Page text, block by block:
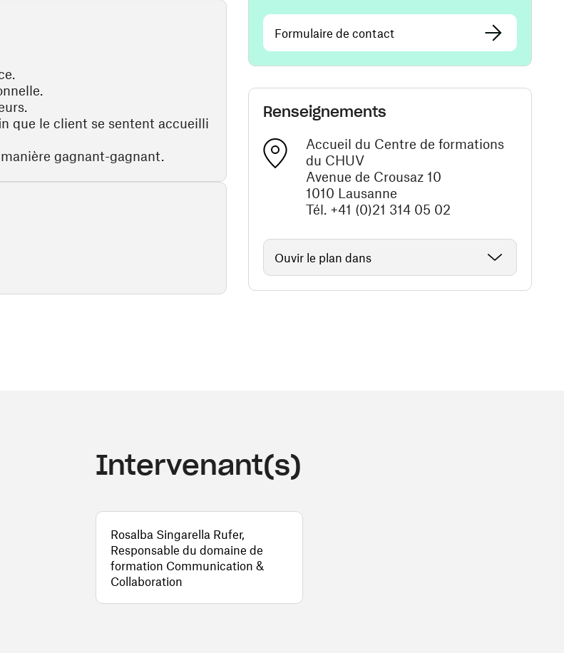
que le client se sentent accueilli
gagnant-gagnant.
Formulaire de contact
Renseignements
Accueil du Centre de formations
du CHUV
Avenue de Crousaz 10
1010 Lausanne
Tél. +41 (0)21 314 05 02
Ouvir le plan dans
Intervenant(s)
Rosalba Singarella Rufer,
Responsable du domaine de
formation Communication &
Collaboration